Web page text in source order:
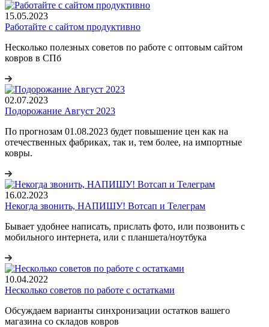
15.05.2023
Работайте с сайтом продуктивно
Несколько полезных советов по работе с оптовым сайтом
ковров в СПб
02.07.2023
Подорожание Август 2023
По прогнозам 01.08.2023 будет повышение цен как на
отечественных фабриках, так и, тем более, на импортные
ковры.
16.02.2023
Некогда звонить, НАПИШУ! Вотсап и Телеграм
Бывает удобнее написать, прислать фото, или позвонить с
мобильного интернета, или с планшета/ноутбука
10.04.2022
Несколько советов по работе с остатками
Обсуждаем варианты синхронизации остатков вашего
магазина со складов ковров